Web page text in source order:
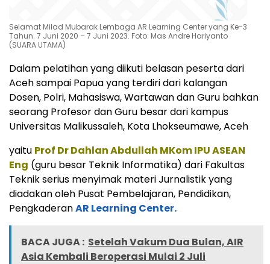
Selamat Milad Mubarak Lembaga AR Learning Center yang Ke-3
Tahun. 7 Juni 2020 – 7 Juni 2023. Foto: Mas Andre Hariyanto
(SUARA UTAMA)
Dalam pelatihan yang diikuti belasan peserta dari
Aceh sampai Papua yang terdiri dari kalangan
Dosen, Polri, Mahasiswa, Wartawan dan Guru bahkan
seorang Profesor dan Guru besar dari kampus
Universitas Malikussaleh, Kota Lhokseumawe, Aceh
yaitu Prof Dr Dahlan Abdullah MKom IPU ASEAN
Eng (guru besar Teknik Informatika) dari Fakultas
Teknik serius menyimak materi Jurnalistik yang
diadakan oleh Pusat Pembelajaran, Pendidikan,
PengkaderanAR Learning Center.
BACA JUGA : Setelah Vakum Dua Bulan, AIR
Asia Kembali Beroperasi Mulai 2 Juli